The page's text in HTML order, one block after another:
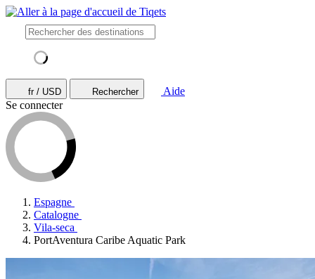
fr / USD Rechercher
Aide
Se connecter
Espagne
Catalogne
Vila-seca
PortAventura Caribe Aquatic Park